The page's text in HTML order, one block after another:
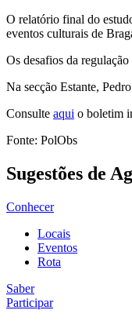
O relatório final do
eventos culturais de
Os desafios da
Na secção Estante,
Consulte aqui o boletim
Fonte: PolObs
Sugestões de
Conhecer
Locais
Eventos
Rota
Saber
Participar